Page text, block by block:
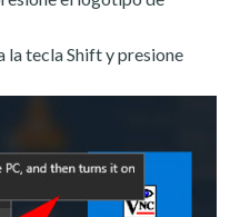
la tecla Shift y presione